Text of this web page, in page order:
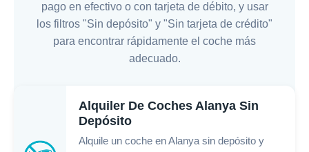
pago en efectivo o con tarjeta de débito, y usar
los filtros "Sin depósito" y "Sin tarjeta de crédito"
para encontrar rápidamente el coche más
adecuado.
Alquiler De Coches Alanya Sin
Depósito
Alquile un coche en Alanya sin depósito y